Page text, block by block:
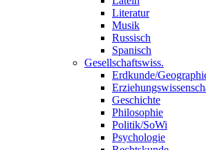
Literatur
Musik
Russisch
Spanisch
Gesellschaftswiss.
Erdkunde/
Geschichte
Philosophie
Politik/SoWi
Psychologie